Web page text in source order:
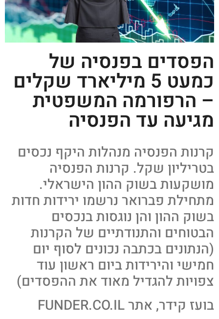
הפסדים בפנסיה של
כמעט 5 מיליארד שקלים
– הרפורמה המשפטית
מגיעה עד הפנסיה
קרנות הפנסיה מנהלות היקף נכסים
בטריליון שקל. קרנות הפנסיה
מושקעות בשוק ההון הישראלי.
מתחילת פברואר נרשמו ירידות חדות
בשוק ההון והן נוגסות בנכסים
הבטוחים והתנודתיים של הקרנות
(הנתונים בכתבה נכונים לסוף יום
חמישי והירידות ביום ראשון עוד
צפויות להגדיל מאוד את ההפסדים)
בועז קידר, אתר FUNDER.CO.IL